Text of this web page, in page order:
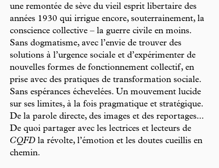
une remontée de sève du vieil esprit libertaire des
années 1930 qui irrigue encore, souterrainement, la
conscience collective – la guerre civile en moins.
Sans dogmatisme, avec l’envie de trouver des
solutions à l’urgence sociale et d’expérimenter de
nouvelles formes de fonctionnement collectif, en
prise avec des pratiques de transformation sociale.
Sans espérances échevelées. Un mouvement lucide
sur ses limites, à la fois pragmatique et stratégique.
De la parole directe, des images et des reportages...
De quoi partager avec les lectrices et lecteurs de
CQFD la révolte, l’émotion et les doutes cueillis en
chemin.